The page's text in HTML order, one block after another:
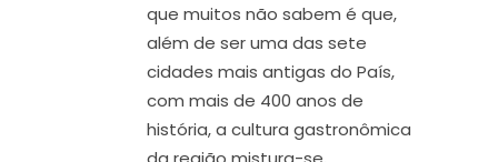
que muitos não sabem é que,
além de ser uma das sete
cidades mais antigas do País,
com mais de 400 anos de
história, a cultura gastronômica